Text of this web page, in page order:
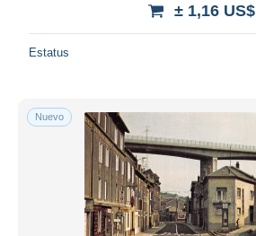
± 1,16 US$
Estatus
Nuevo